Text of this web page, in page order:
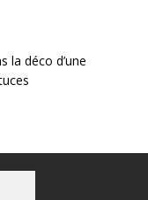
la déco d’une